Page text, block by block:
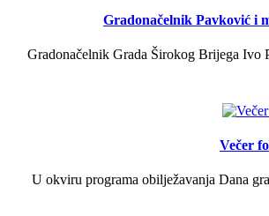
Gradonačelnik Pavković i
Gradonačelnik Grada Širokog Brijega Ivo
Večer
U okviru programa obilježavanja Dana